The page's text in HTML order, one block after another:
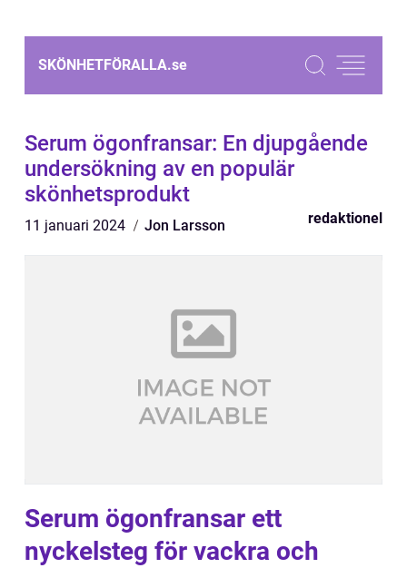
SKÖNHETFÖRALLA.se
Serum ögonfransar: En djupgående
undersökning av en populär
skönhetsprodukt
11 januari 2024 Jon Larsson redaktionel
Serum ögonfransar ett
nyckelsteg för vackra och